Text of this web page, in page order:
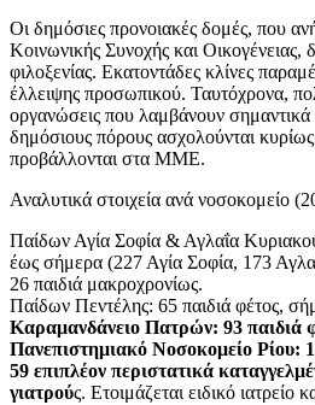
Οι δημόσιες προνοιακές δομές, που
Κοινωνικής Συνοχής και Οικογένειας,
φιλοξενίας. Εκατοντάδες κλίνες
έλλειψης προσωπικού. Ταυτόχρονα,
οργανώσεις που λαμβάνουν
δημόσιους πόρους ασχολούνται
προβάλλονται στα ΜΜΕ.
Αναλυτικά στοιχεία ανά νοσοκομείο
Παίδων Αγία Σοφία & Αγλαΐα
έως σήμερα (227 Αγία Σοφία, 173
26 παιδιά μακροχρονίως.
Παίδων Πεντέλης: 65 παιδιά φέτος,
Καραμανδάνειο Πατρών: 93 παιδιά
Πανεπιστημιακό Νοσοκομείο Ρίου:
59 επιπλέον περιστατικά
γιατρούς. Ετοιμάζεται ειδικό ιατρείο